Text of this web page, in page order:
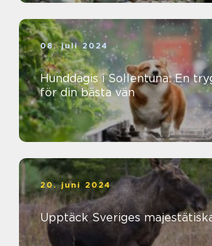
08. juli 2024
Hunddagis i Sollentuna: En
för din bästa vän
20. juni 2024
Upptäck Sveriges